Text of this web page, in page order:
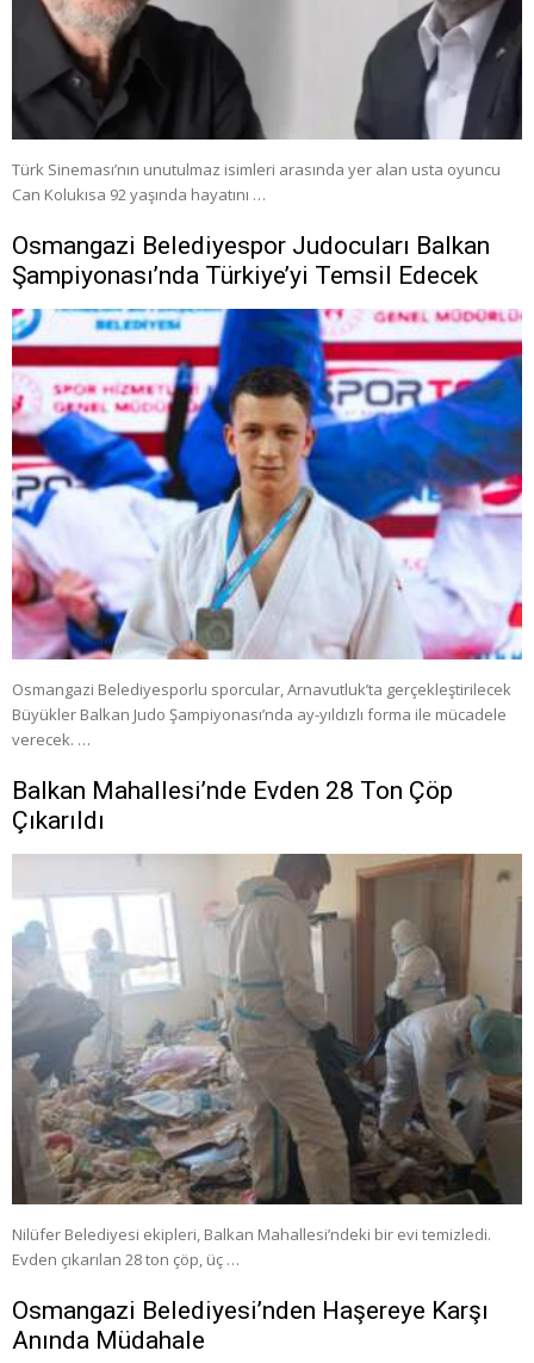
Türk Sineması’nın unutulmaz isimleri arasında yer alan usta oyuncu
Can Kolukısa 92 yaşında hayatını …
Osmangazi Belediyespor Judocuları Balkan
Şampiyonası’nda Türkiye’yi Temsil Edecek
Osmangazi Belediyesporlu sporcular, Arnavutluk’ta gerçekleştirilecek
Büyükler Balkan Judo Şampiyonası’nda ay-yıldızlı forma ile mücadele
verecek. …
Balkan Mahallesi’nde Evden 28 Ton Çöp
Çıkarıldı
Nilüfer Belediyesi ekipleri, Balkan Mahallesi’ndeki bir evi temizledi.
Evden çıkarılan 28 ton çöp, üç …
Osmangazi Belediyesi’nden Haşereye Karşı
Anında Müdahale